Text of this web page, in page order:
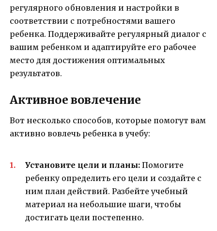
регулярного обновления и настройки в
соответствии с потребностями вашего
ребенка. Поддерживайте регулярный диалог с
вашим ребенком и адаптируйте его рабочее
место для достижения оптимальных
результатов.
Активное вовлечение
Вот несколько способов, которые помогут вам
активно вовлечь ребенка в учебу:
Установите цели и планы: Помогите
ребенку определить его цели и создайте с
ним план действий. Разбейте учебный
материал на небольшие шаги, чтобы
достигать цели постепенно.